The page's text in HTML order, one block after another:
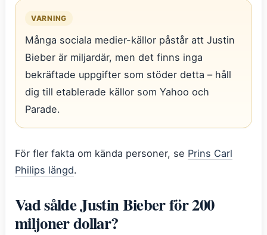
VARNING
Många sociala medier-källor påstår att Justin
Bieber är miljardär, men det finns inga
bekräftade uppgifter som stöder detta – håll
dig till etablerade källor som Yahoo och
Parade.
För fler fakta om kända personer, se Prins Carl
Philips längd.
Vad sålde Justin Bieber för 200
miljoner dollar?